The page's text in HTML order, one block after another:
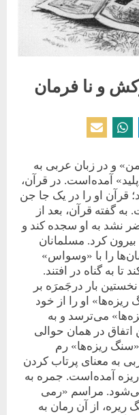
و نا فرمان
و در زبان عربی به
آمده‌است. در قرآن،
قرآن او را در یک جا جن
گفته قرآن، بعد از
نشد به او سجده کند و
کرد. مسلمانان
را با «وسواس»
به گناه در افتند.
بار در‌جَمرَه بر
او را از خود
می‌ترسد و به
اتفاق در همان حوالی
«سنگ ریزه‌ها» رم
به معنای پرتاب کردن
آمده‌است. جمره به
می‌شود. مراسم «رمی
از آن رمان به